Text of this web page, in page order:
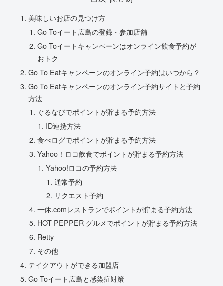
美味しいお店の見つけ方
Go Toイート広島の登録・参加店舗
Go Toイートキャンペーンはオンライン飲食予約が
おトク
Go To Eatキャンペーンのオンライン予約はいつから？
Go To Eatキャンペーンのオンライン予約サイトと予約
方法
ぐるなびでポイントが貯まる予約方法
ID連携方法
食べログでポイントが貯まる予約方法
Yahoo！ロコ飲食でポイントが貯まる予約方法
Yahoo!ロコの予約方法
通常予約
リクエスト予約
一休.comレストランでポイントが貯まる予約方法
HOT PEPPER グルメでポイントが貯まる予約方法
Retty
その他
テイクアウトができる加盟店
Go Toイート広島と感染症対策